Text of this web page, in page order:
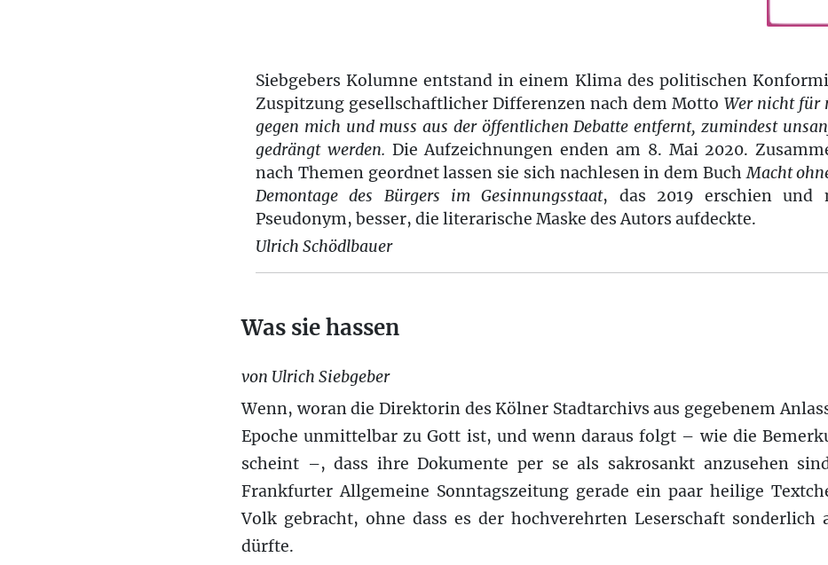
Siebgebers Kolumne entstand in einem Klima des politischen
Zuspitzung gesellschaftlicher Differenzen nach dem Motto Wer nicht für
gegen mich und muss aus der öffentlichen Debatte entfernt, zumindest
gedrängt werden. Die Aufzeichnungen enden am 8. Mai 2020.
nach Themen geordnet lassen sie sich nachlesen in dem BuchMacht
Demontage des Bürgers im Gesinnungsstaat, das 2019 erschien und
Pseudonym, besser, die literarische Maske des Autors aufdeckte.
Ulrich Schödlbauer
Was sie hassen
von Ulrich Siebgeber
Wenn, woran die Direktorin des Kölner Stadtarchivs aus gegebenem
Epoche unmittelbar zu Gott ist, und wenn daraus folgt – wie die
scheint –, dass ihre Dokumente per se als sakrosankt anzusehen
Frankfurter Allgemeine Sonntagszeitung gerade ein paar heilige
Volk gebracht, ohne dass es der hochverehrten Leserschaft sonderlich
dürfte.